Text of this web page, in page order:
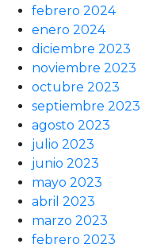
febrero 2024
enero 2024
diciembre 2023
noviembre 2023
octubre 2023
septiembre 2023
agosto 2023
julio 2023
junio 2023
mayo 2023
abril 2023
marzo 2023
febrero 2023